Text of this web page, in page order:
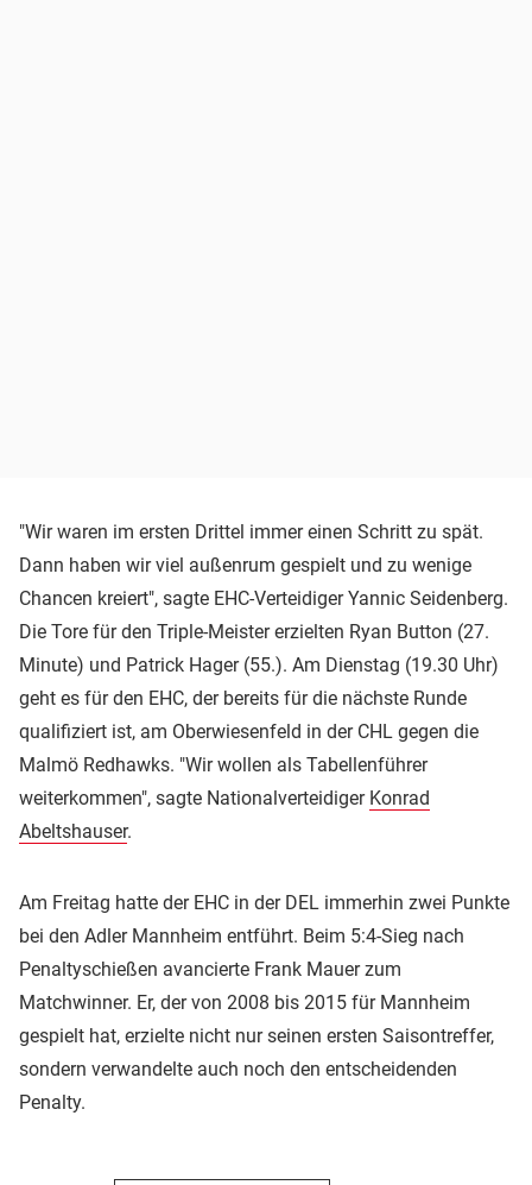
"Wir waren im ersten Drittel immer einen Schritt zu spät.
Dann haben wir viel außenrum gespielt und zu wenige
Chancen kreiert", sagte EHC-Verteidiger Yannic Seidenberg.
Die Tore für den Triple-Meister erzielten Ryan Button (27.
Minute) und Patrick Hager (55.). Am Dienstag (19.30 Uhr)
geht es für den EHC, der bereits für die nächste Runde
qualifiziert ist, am Oberwiesenfeld in der CHL gegen die
Malmö Redhawks. "Wir wollen als Tabellenführer
weiterkommen", sagte Nationalverteidiger Konrad
Abeltshauser.
Am Freitag hatte der EHC in der DEL immerhin zwei Punkte
bei den Adler Mannheim entführt. Beim 5:4-Sieg nach
Penaltyschießen avancierte Frank Mauer zum
Matchwinner. Er, der von 2008 bis 2015 für Mannheim
gespielt hat, erzielte nicht nur seinen ersten Saisontreffer,
sondern verwandelte auch noch den entscheidenden
Penalty.